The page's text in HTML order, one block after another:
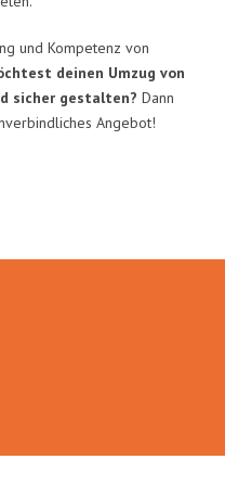
und Kompetenz von
deinen Umzug von
sicher gestalten? Dann
Angebot!